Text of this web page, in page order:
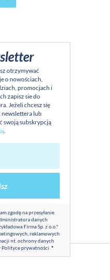
otrzymywać
o nowościach,
promocjach i
zapisz sie do
Jeżeli chcesz się
newslettera lub
swoją subskrypcją
.
zgodę na przesyłanie
danych
Firma Sp. z o.o."
reklamowych
nt. ochrony danych
Polityce prywatności *